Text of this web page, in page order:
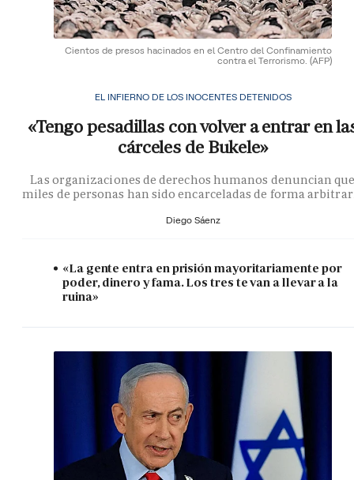
Cientos de presos hacinados en el Centro del Confinamiento
contra el Terrorismo. (AFP)
EL INFIERNO DE LOS INOCENTES DETENIDOS
«Tengo pesadillas con volver a entrar en
cárceles de Bukele»
Las organizaciones de derechos humanos denuncian
miles de personas han sido encarceladas de forma
Diego Sáenz
«La gente entra en prisión mayoritariamente por
poder, dinero y fama. Los tres te van a llevar a la
ruina»